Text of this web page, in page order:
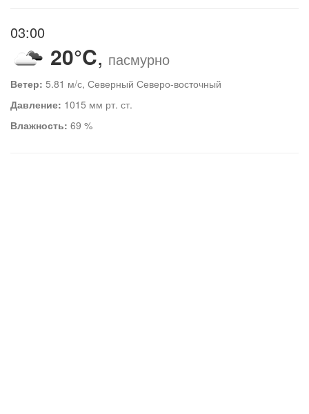
03:00
20°C, пасмурно
Ветер: 5.81 м/с, Северный Северо-восточный
Давление: 1015 мм рт. ст.
Влажность: 69 %